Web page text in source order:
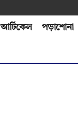
আর্টিকেল পড়াশোনা